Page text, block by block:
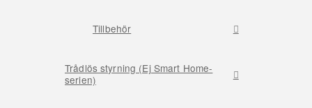
Tillbehör
Trådlös styrning (Ej Smart Home-
serien)